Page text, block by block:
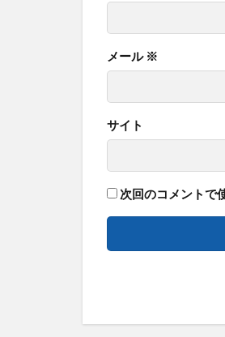
メール ※
サイト
次回のコメントで